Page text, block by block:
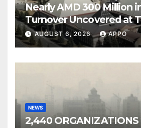
Nearly AMD 300 Million
Turnover Uncovered at
Owned Entertainment
AUGUST 6, 2026 APPO
NEWS
2,440 ORGANIZATIONS